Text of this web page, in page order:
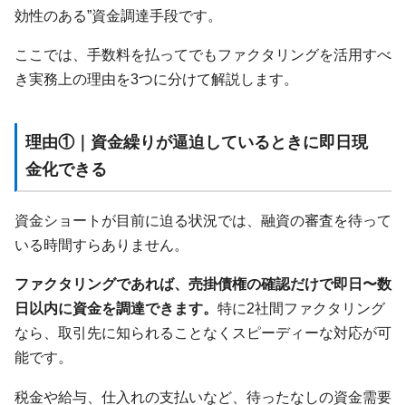
効性のある”資金調達手段です。
ここでは、手数料を払ってでもファクタリングを活用すべ
き実務上の理由を3つに分けて解説します。
理由①｜資金繰りが逼迫しているときに即日現
金化できる
資金ショートが目前に迫る状況では、融資の審査を待って
いる時間すらありません。
ファクタリングであれば、売掛債権の確認だけで即日〜数
日以内に資金を調達できます。 特に2社間ファクタリング
なら、取引先に知られることなくスピーディーな対応が可
能です。
税金や給与、仕入れの支払いなど、待ったなしの資金需要